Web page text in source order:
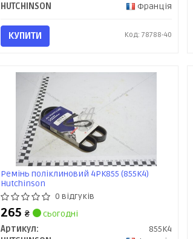
HUTCHINSON
Франція
КУПИТИ Код: 78788-40
Ремінь поліклиновий 4PK855 (855K4)
Hutchinson
0 відгуків
265 ₴
сьогодні
Артикул:
855K4